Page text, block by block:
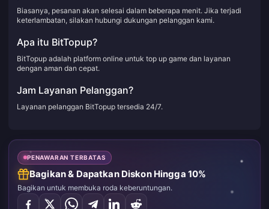
Biasanya, pesanan akan selesai dalam beberapa menit. Jika terjadi
keterlambatan, silakan hubungi dukungan pelanggan kami.
Apa itu BitTopup?
BitTopup adalah platform online untuk top up game dan layanan
dengan aman dan cepat.
Jam Layanan Pelanggan?
Layanan pelanggan BitTopup tersedia 24/7.
PENAWARAN TERBATAS
Bagikan & Dapatkan Diskon Hingga 10%
Bagikan untuk membuka roda keberuntungan.